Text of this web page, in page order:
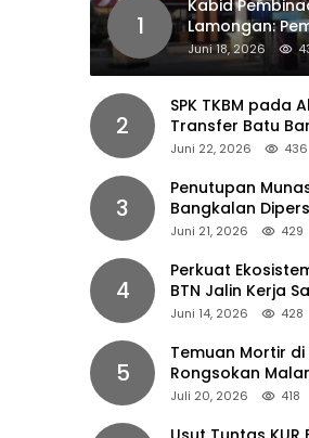
1
Kabid
Lamongan:
Pendamping
Dipaksakan
Juni 18, 2026
2
SPK TKBM pada
Transfer Batu
Sorotan
Juni 22, 2026 436
3
Penutupan
Bangkalan
Gus Ipul Turun
Juni 21, 2026 429
4
Perkuat
BTN Jalin Kerja
dengan UNAIR
Juni 14, 2026 428
5
Temuan Mortir
Rongsokan
Gegana Polda
Juli 20, 2026 418